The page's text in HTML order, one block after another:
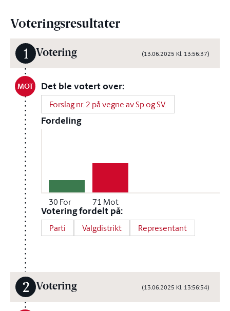
Voteringsresultater
1 Votering (13.06.2025 Kl. 13:56:37)
MOT Det ble votert over:
Forslag nr. 2 på vegne av Sp og SV.
Fordeling
30 For 71 Mot
Votering fordelt på:
Parti Valgdistrikt Representant
2 Votering (13.06.2025 Kl. 13:56:54)